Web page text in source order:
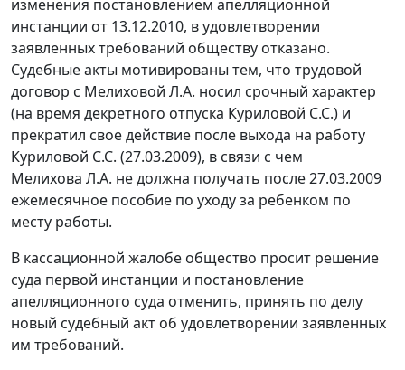
изменения постановлением апелляционной
инстанции от 13.12.2010, в удовлетворении
заявленных требований обществу отказано.
Судебные акты мотивированы тем, что трудовой
договор с Мелиховой Л.А. носил срочный характер
(на время декретного отпуска Куриловой С.С.) и
прекратил свое действие после выхода на работу
Куриловой С.С. (27.03.2009), в связи с чем
Мелихова Л.А. не должна получать после 27.03.2009
ежемесячное пособие по уходу за ребенком по
месту работы.
В кассационной жалобе общество просит решение
суда первой инстанции и постановление
апелляционного суда отменить, принять по делу
новый судебный акт об удовлетворении заявленных
им требований.